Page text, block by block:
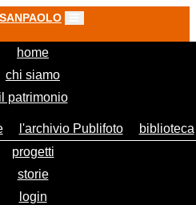
home(current)
chi siamo
il patrimonio
l'archivio Publifoto
biblioteca
progetti
storie
login